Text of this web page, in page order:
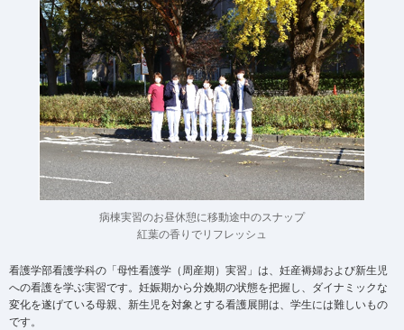
病棟実習のお昼休憩に移動途中のスナップ
紅葉の香りでリフレッシュ
看護学部看護学科の「母性看護学（周産期）実習」は、妊産褥婦および新生児
への看護を学ぶ実習です。妊娠期から分娩期の状態を把握し、ダイナミックな
変化を遂げている母親、新生児を対象とする看護展開は、学生には難しいもの
です。